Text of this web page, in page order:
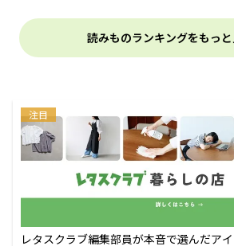
読みものランキングをもっと
注目
レタスクラブ編集部員が本音で選んだア